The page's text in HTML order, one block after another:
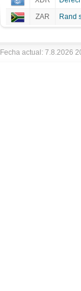
ZAR
Rand
Fecha actual: 7.8.2026